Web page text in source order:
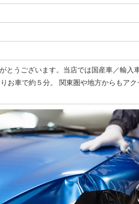
とうございます。当店では国産車／輸
お車で約５分。 関東圏や地方からもア